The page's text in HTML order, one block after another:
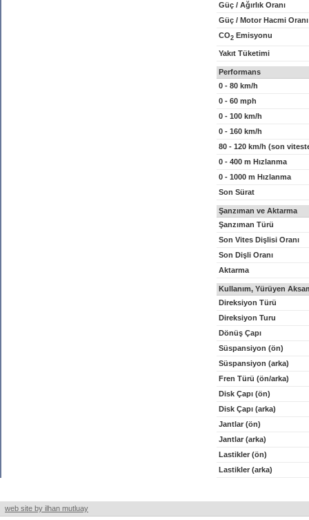
Güç / Ağırlık Oranı
Güç / Motor Hacmi Oranı
CO2 Emisyonu
Yakıt Tüketimi
Performans
0 - 80 km/h
0 - 60 mph
0 - 100 km/h
0 - 160 km/h
80 - 120 km/h (son
0 - 400 m Hızlanma
0 - 1000 m Hızlanma
Son Sürat
Şanzıman ve Aktarma
Şanzıman Türü
Son Vites Dişlisi Oranı
Son Dişli Oranı
Aktarma
Kullanım, Yürüyen
Direksiyon Türü
Direksiyon Turu
Dönüş Çapı
Süspansiyon (ön)
Süspansiyon (arka)
Fren Türü (ön/arka)
Disk Çapı (ön)
Disk Çapı (arka)
Jantlar (ön)
Jantlar (arka)
Lastikler (ön)
Lastikler (arka)
web site by ilhan mutluay